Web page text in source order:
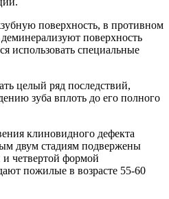
поверхность, в противном
поверхность
использовать специальные
целый ряд последствий,
зуба вплоть до его полного
клиновидного дефекта
двум стадиям подвержены
и четвертой формой
пожилые в возрасте 55-60